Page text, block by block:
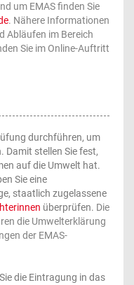
um EMAS finden Sie
. Nähere Informationen
Abläufen im Bereich
Sie im Online-Auftritt
durchführen, um
Damit stellen Sie fest,
auf die Umwelt hat.
Sie eine
staatlich zugelassene
überprüfen. Die
die Umwelterklärung
der EMAS-
die Eintragung in das